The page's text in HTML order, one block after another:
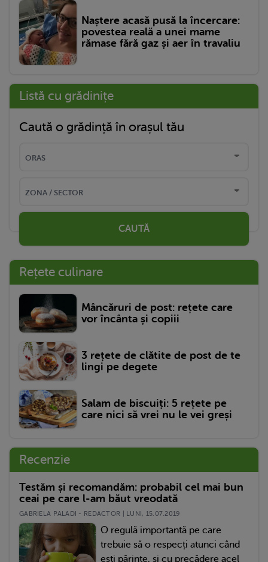
Naștere acasă pusă la încercare:
povestea reală a unei mame
rămase fără gaz și aer în travaliu
Listă cu grădinițe
Caută o grădință în orașul tău
CAUTĂ
Rețete culinare
Mâncăruri de post: rețete care
vor încânta și copiii
3 rețete de clătite de post de te
lingi pe degete
Salam de biscuiți: 5 rețete pe
care nici să vrei nu le vei greși
Recenzie
Testăm și recomandăm: probabil cel mai bun
ceai pe care l-am băut vreodată
GABRIELA PALADI - REDACTOR | LUNI, 15.07.2019
O regulă importantă pe care
trebuie să o respecți atunci când
ești părinte, și cu precădere acel